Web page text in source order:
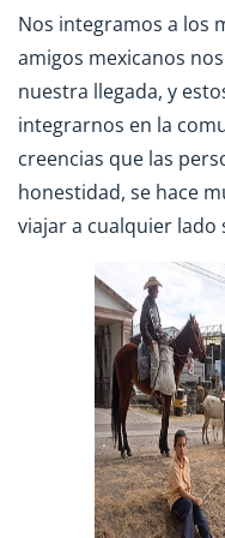
Nos integramos a los
amigos mexicanos
nuestra llegada, y
integrarnos en la
creencias que las
honestidad, se hace
viajar a cualquier lado